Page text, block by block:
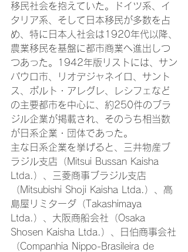
移民社会を抱えていた。ドイツ系、イ
タリア系、そして日本移民が多数を占
め、特に日本人社会は1920年代以降、
農業移民を基盤に都市商業へ進出しつ
つあった。1942年版リストには、サン
パウロ市、リオデジャネイロ、サント
ス、ポルト・アレグレ、レシフェなど
の主要都市を中心に、約250件のブラ
ジル企業が掲載され、そのうち相当数
が日系企業・団体であった。
主な日系企業を挙げると、三井物産ブ
ラジル支店（Mitsui Bussan Kaisha
Ltda.）、三菱商事ブラジル支店
（Mitsubishi Shoji Kaisha Ltda.）、高
島屋リミターダ（Takashimaya
Ltda.）、大阪商船会社（Osaka
Shosen Kaisha Ltda.）、日伯商事会社
（Companhia Nippo-Brasileira de